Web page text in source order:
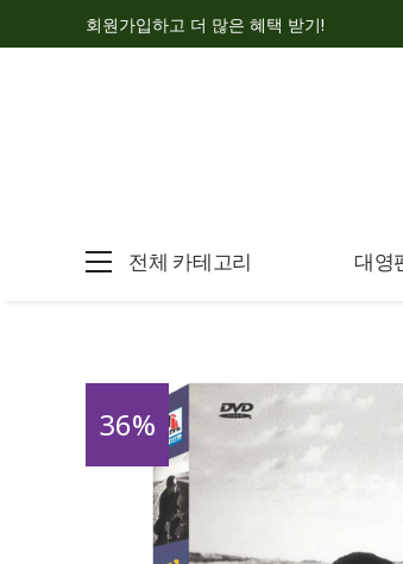
회원가입하고 더 많은 혜택 받기!
전체 카테고리 대영
36%